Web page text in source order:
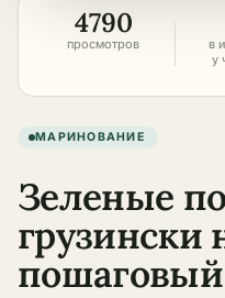
4790
просмотров
в
у
МАРИНОВАНИЕ
Зеленые
грузински